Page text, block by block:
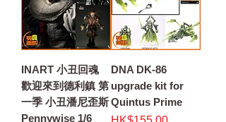
INART 小丑回魂
歡迎來到德利鎮 第
一季 小丑潘尼歪斯
Pennywise 1/6
DNA DK-86
upgrade kit for
Quintus Prime
Price